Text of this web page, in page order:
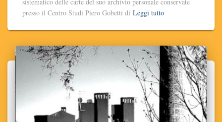
presso il Centro Studi Piero Gobetti di Leggi tutto